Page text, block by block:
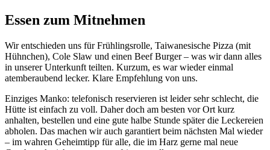
Essen zum Mitnehmen
Wir entschieden uns für Frühlingsrolle, Taiwanesische Pizza (mit
Hühnchen), Cole Slaw und einen Beef Burger – was wir dann alles
in unserer Unterkunft teilten. Kurzum, es war wieder einmal
atemberaubend lecker. Klare Empfehlung von uns.
Einziges Manko: telefonisch reservieren ist leider sehr schlecht, die
Hütte ist einfach zu voll. Daher doch am besten vor Ort kurz
anhalten, bestellen und eine gute halbe Stunde später die Leckereien
abholen. Das machen wir auch garantiert beim nächsten Mal wieder
– im wahren Geheimtipp für alle, die im Harz gerne mal neue